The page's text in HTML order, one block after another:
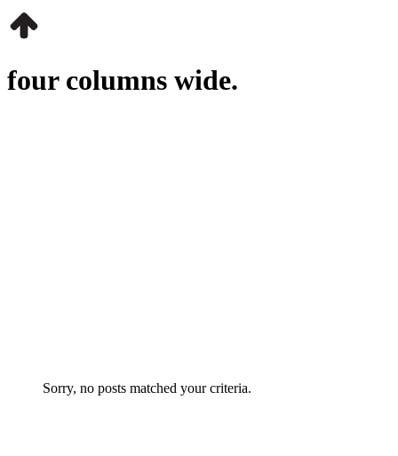
four columns wide.
Sorry, no posts matched your criteria.